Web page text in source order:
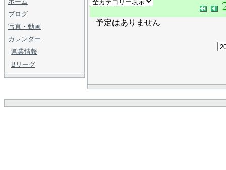
ブログ
写真・動画
カレンダー
営業情報
Bリーグ
予定はありません